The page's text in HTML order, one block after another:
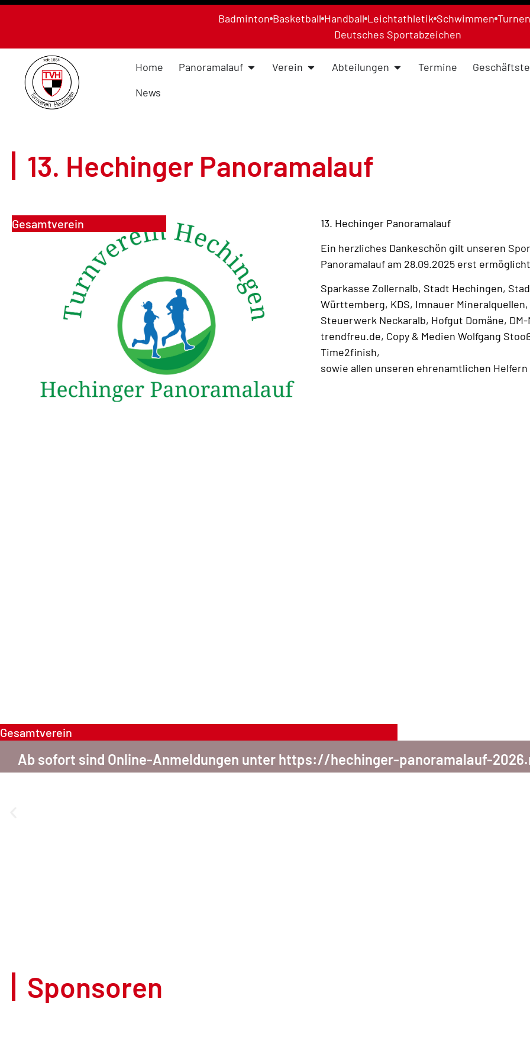
Badminton Basketball Handball Leichtathletik Schwimmen Turnen
Deutsches Sportabzeichen
Home Panoramalauf Verein Abteilungen Termine
News
13. Hechinger Panoramalauf
Gesamtverein
13. Hechinger Panoramalauf
Ein herzliches Dankeschön gilt unseren
Panoramalauf am 28.09.2025 erst
Sparkasse Zollernalb, Stadt Hechingen,
Württemberg, KDS, Imnauer
Steuerwerk Neckaralb, Hofgut Domäne,
trendfreu.de, Copy & Medien Wolfgang
Time2finish,
sowie allen unseren ehrenamtlichen Helfern
Gesamtverein
Ab sofort sind Online-Anmeldungen unter https://hechinger-panoramalauf-
Sponsoren